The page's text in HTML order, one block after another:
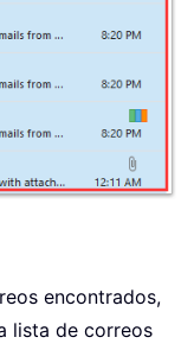
encontrados,
lista de correos